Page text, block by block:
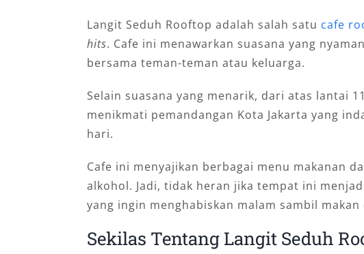
Langit Seduh Rooftop adalah salah satu cafe
hits. Cafe ini menawarkan suasana yang
bersama teman-teman atau keluarga.
Selain suasana yang menarik, dari atas lantai
menikmati pemandangan Kota Jakarta yang
hari.
Cafe ini menyajikan berbagai menu makanan
alkohol. Jadi, tidak heran jika tempat ini
yang ingin menghabiskan malam sambil makan
Sekilas Tentang Langit Seduh